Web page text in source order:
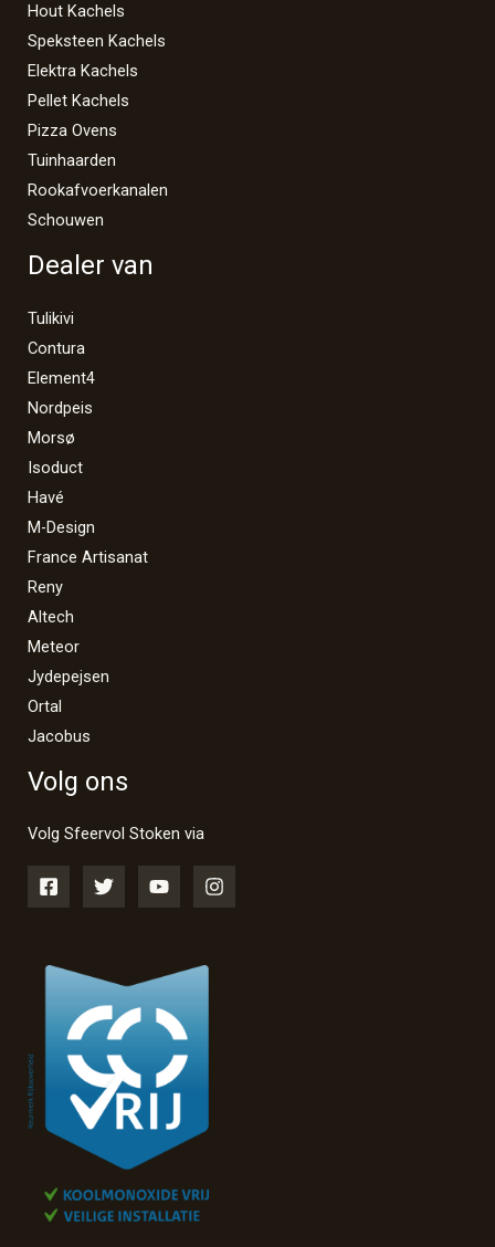
Hout Kachels
Speksteen Kachels
Elektra Kachels
Pellet Kachels
Pizza Ovens
Tuinhaarden
Rookafvoerkanalen
Schouwen
Dealer van
Tulikivi
Contura
Element4
Nordpeis
Morsø
Isoduct
Havé
M-Design
France Artisanat
Reny
Altech
Meteor
Jydepejsen
Ortal
Jacobus
Volg ons
Volg Sfeervol Stoken via